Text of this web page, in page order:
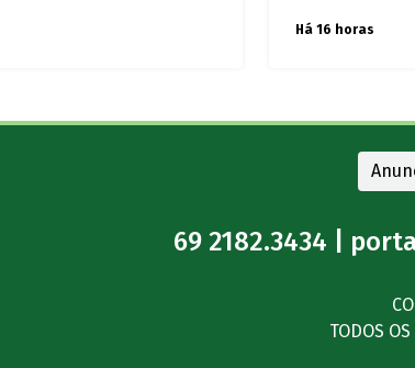
Há 16 horas
69 2182.3434 |
TODOS